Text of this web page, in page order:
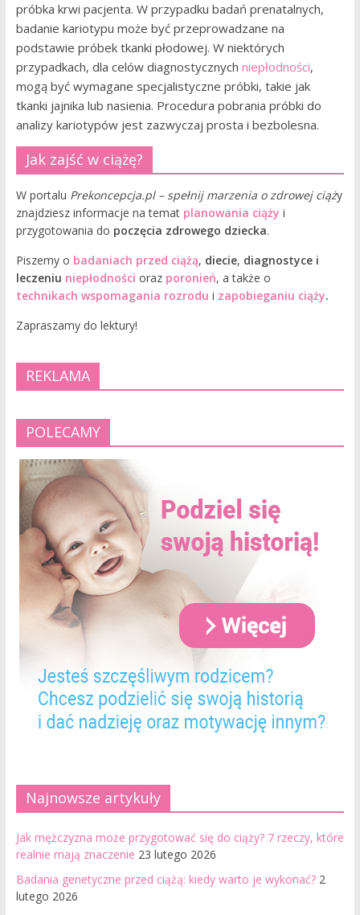
próbka krwi pacjenta. W przypadku badań prenatalnych,
badanie kariotypu może być przeprowadzane na
podstawie próbek tkanki płodowej. W niektórych
przypadkach, dla celów diagnostycznych niepłodności,
mogą być wymagane specjalistyczne próbki, takie jak
tkanki jajnika lub nasienia. Procedura pobrania próbki do
analizy kariotypów jest zazwyczaj prosta i bezbolesna.
Jak zajść w ciążę?
W portalu Prekoncepcja.pl – spełnij marzenia o zdrowej ciąży
znajdziesz informacje na temat planowania ciąży i
przygotowania do poczęcia zdrowego dziecka.
Piszemy o badaniach przed ciążą, diecie, diagnostyce i
leczeniu niepłodności oraz poronień, a także o
technikach wspomagania rozrodu i zapobieganiu ciąży.
Zapraszamy do lektury!
REKLAMA
POLECAMY
Najnowsze artykuły
Jak mężczyzna może przygotować się do ciąży? 7 rzeczy, które
realnie mają znaczenie 23 lutego 2026
Badania genetyczne przed ciążą: kiedy warto je wykonać? 2
lutego 2026